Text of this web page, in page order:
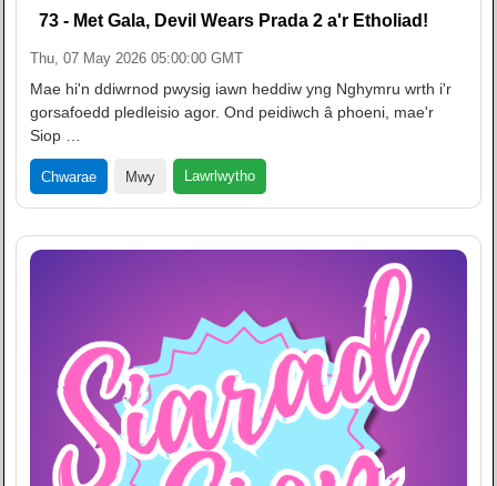
73 - Met Gala, Devil Wears Prada 2 a'r Etholiad!
Thu, 07 May 2026 05:00:00 GMT
Mae hi'n ddiwrnod pwysig iawn heddiw yng Nghymru wrth i'r
gorsafoedd pledleisio agor. Ond peidiwch â phoeni, mae'r
Siop …
Chwarae Mwy Lawrlwytho